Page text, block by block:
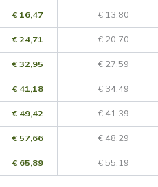
€ 16,47
€ 13,80
€ 24,71
€ 20,70
€ 32,95
€ 27,59
€ 41,18
€ 34,49
€ 49,42
€ 41,39
€ 57,66
€ 48,29
€ 65,89 € 55,19